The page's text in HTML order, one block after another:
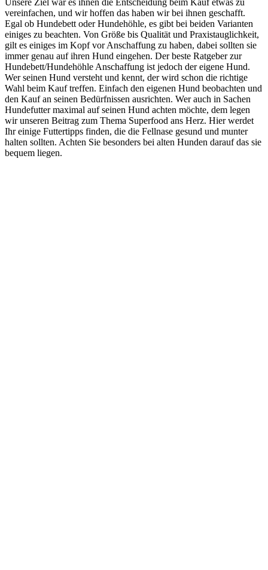
Unsere Ziel war es ihnen die Entscheidung beim Kauf etwas zu
vereinfachen, und wir hoffen das haben wir bei ihnen geschafft.
Egal ob Hundebett oder Hundehöhle, es gibt bei beiden Varianten
einiges zu beachten. Von Größe bis Qualität und Praxistauglichkeit,
gilt es einiges im Kopf vor Anschaffung zu haben, dabei sollten sie
immer genau auf ihren Hund eingehen. Der beste Ratgeber zur
Hundebett/Hundehöhle Anschaffung ist jedoch der eigene Hund.
Wer seinen Hund versteht und kennt, der wird schon die richtige
Wahl beim Kauf treffen. Einfach den eigenen Hund beobachten und
den Kauf an seinen Bedürfnissen ausrichten. Wer auch in Sachen
Hundefutter maximal auf seinen Hund achten möchte, dem legen
wir unseren Beitrag zum Thema Superfood ans Herz. Hier werdet
Ihr einige Futtertipps finden, die die Fellnase gesund und munter
halten sollten. Achten Sie besonders bei alten Hunden darauf das sie
bequem liegen.